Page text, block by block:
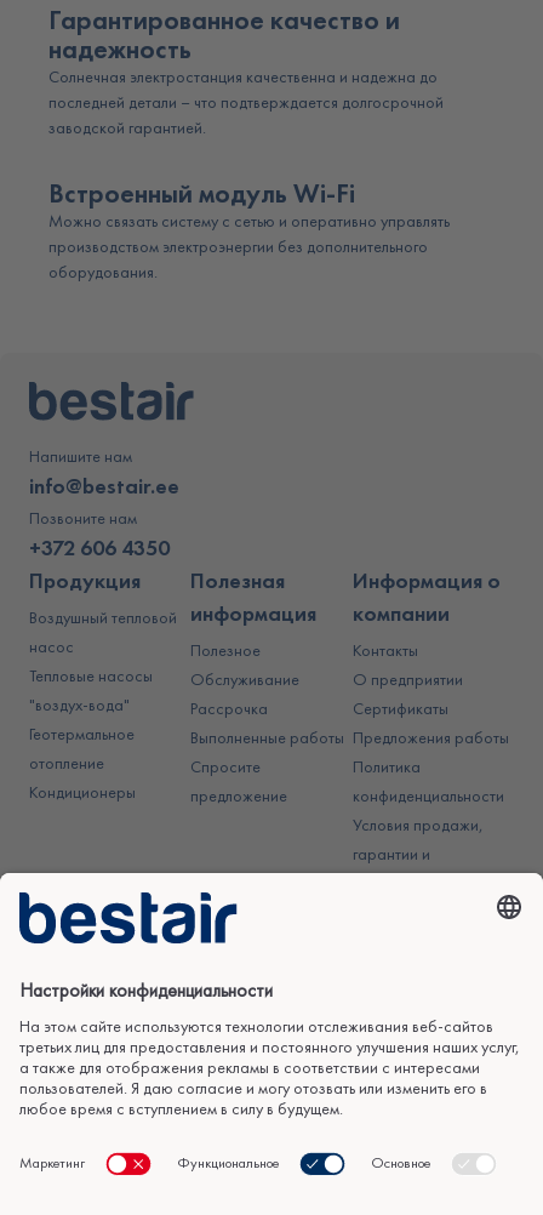
Гарантированное качество и
надежность
Солнечная электростанция качественна и надежна до
последней детали – что подтверждается долгосрочной
заводской гарантией.
Встроенный модуль Wi-Fi
Можно связать систему с сетью и оперативно управлять
производством электроэнергии без дополнительного
оборудования.
Напишите нам
info@bestair.ee
Позвоните нам
+372 606 4350
Продукция
Воздушный тепловой
насос
Тепловые насосы
"воздух-вода"
Геотермальное
отопление
Кондиционеры
Полезная
информация
Полезное
Обслуживание
Рассрочка
Выполненные работы
Спросите
предложение
Информация о
компании
Контакты
О предприятии
Сертификаты
Предложения работы
Политика
конфиденциальности
Условия продажи,
гарантии и
Подпишитесь на нашу рассылку.
Подпишитесь на нашу рассылку и будьте первым, кто узнает о
наших предложениях, новостях и эксклюзивных акциях. Введите
ПРИСОЕДИНЯЙСЯ